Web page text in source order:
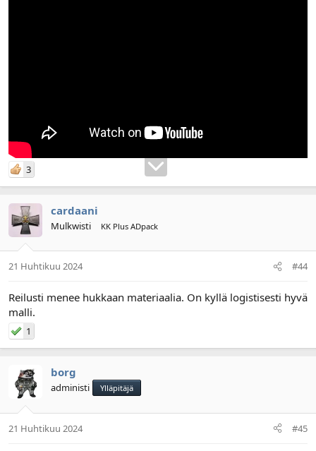
3
cardaani
Mulkwisti KK Plus ADpack
21 Huhtikuu 2024 #44
Reilusti menee hukkaan materiaalia. On kyllä logistisesti hyvä
malli.
1
borg
administi Ylläpitäjä
21 Huhtikuu 2024 #45